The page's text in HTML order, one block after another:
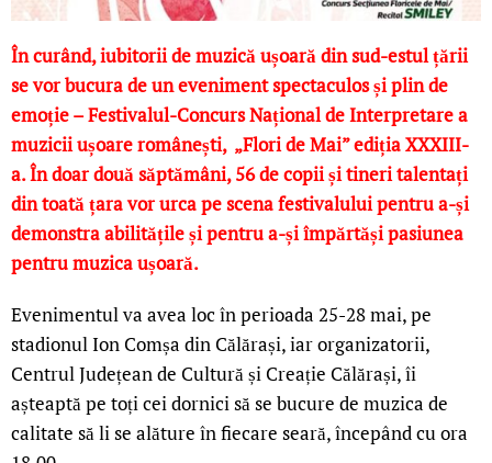
În curând, iubitorii de muzică ușoară din sud-estul țării
se vor bucura de un eveniment spectaculos și plin de
emoție – Festivalul-Concurs Național de Interpretare a
muzicii ușoare românești, „Flori de Mai” ediția XXXIII-
a. În doar două săptămâni, 56 de copii și tineri talentați
din toată țara vor urca pe scena festivalului pentru a-și
demonstra abilitățile și pentru a-și împărtăși pasiunea
pentru muzica ușoară.
Evenimentul va avea loc în perioada 25-28 mai, pe
stadionul Ion Comșa din Călărași, iar organizatorii,
Centrul Județean de Cultură și Creație Călărași, îi
așteaptă pe toți cei dornici să se bucure de muzica de
calitate să li se alăture în fiecare seară, începând cu ora